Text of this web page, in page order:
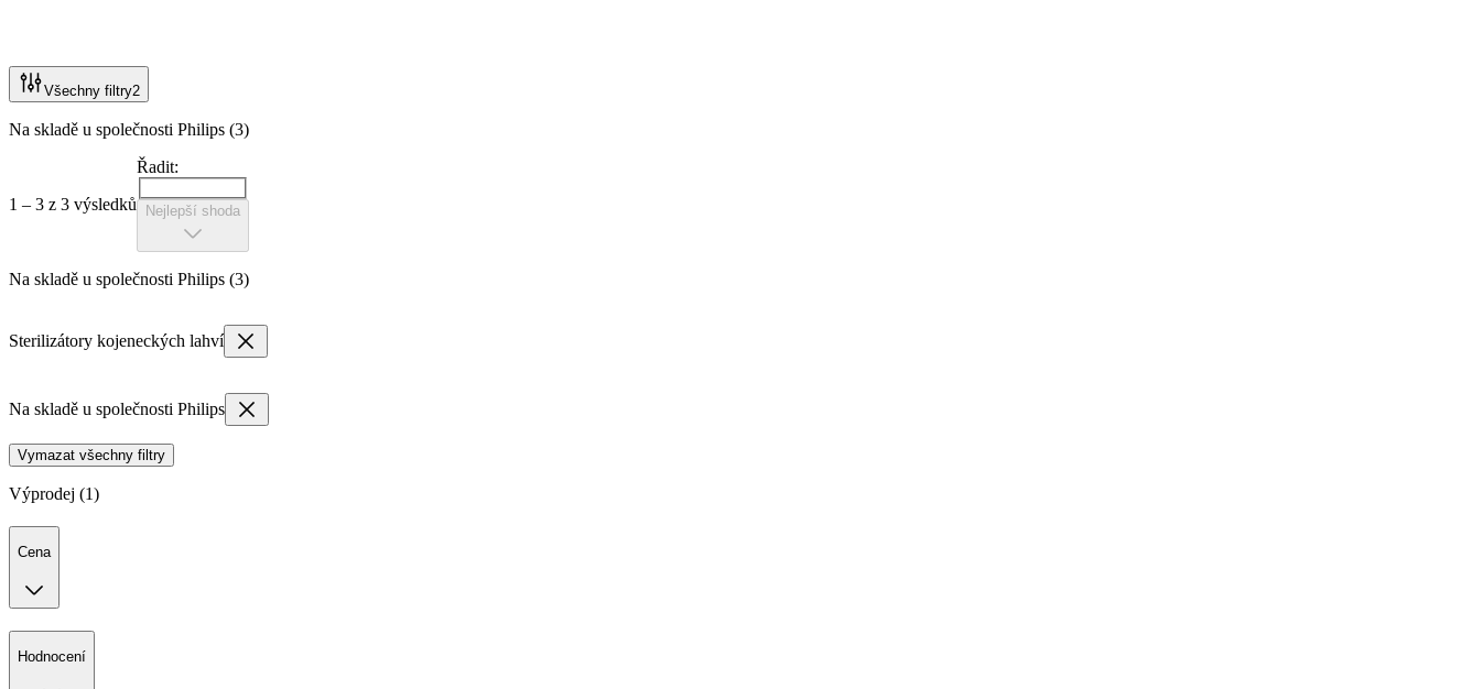
Všechny filtry2
Na skladě u společnosti Philips (3)
1 – 3 z 3 výsledků
Řadit:
Nejlepší shoda
Na skladě u společnosti Philips (3)
Sterilizátory kojeneckých lahví
Na skladě u společnosti Philips
Vymazat všechny filtry
Výprodej (1)
Cena
Hodnocení